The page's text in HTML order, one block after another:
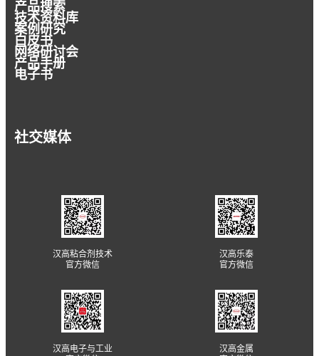
产品搜索
技术资料库
案例研究
白皮书
网络研讨会
产品手册
电子书
社交媒体
汉高粘合剂技术
官方微信
汉高乐泰
官方微信
汉高电子与工业
汉高金属